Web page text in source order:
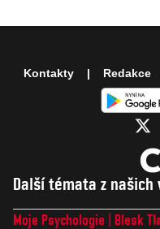
Další témata z našich
Moje Psychologie Blesk
Kontakty Redakce